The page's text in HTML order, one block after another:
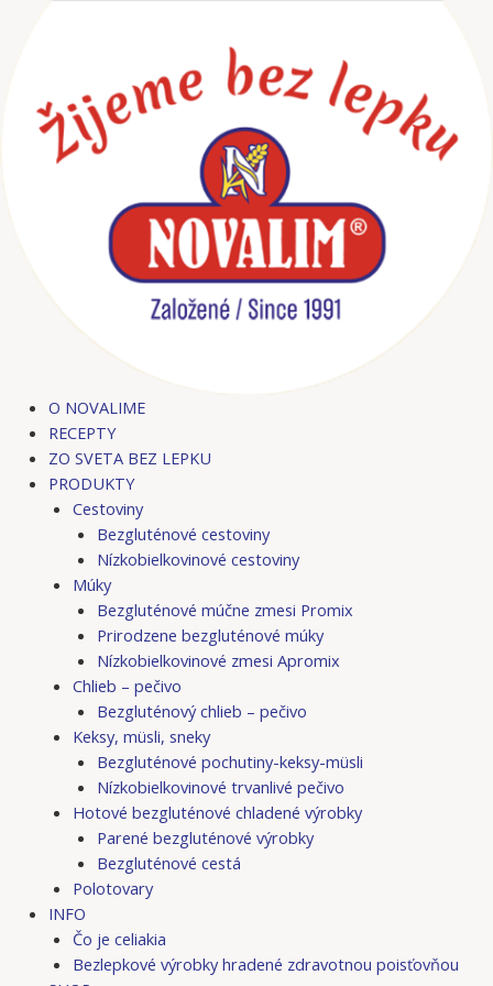
O NOVALIME
RECEPTY
ZO SVETA BEZ LEPKU
PRODUKTY
Cestoviny
Bezgluténové cestoviny
Nízkobielkovinové cestoviny
Múky
Bezgluténové múčne zmesi Promix
Prirodzene bezgluténové múky
Nízkobielkovinové zmesi Apromix
Chlieb – pečivo
Bezgluténový chlieb – pečivo
Keksy, müsli, sneky
Bezgluténové pochutiny-keksy-müsli
Nízkobielkovinové trvanlivé pečivo
Hotové bezgluténové chladené výrobky
Parené bezgluténové výrobky
Bezgluténové cestá
Polotovary
INFO
Čo je celiakia
Bezlepkové výrobky hradené zdravotnou poisťovňou